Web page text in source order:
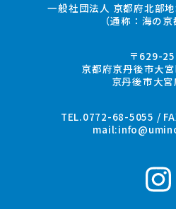
一般社団法人 京都府北部
（通称：海の京
〒629-
京都府京丹後市大
京丹後市大
TEL.0772-68-5055 /
mail: